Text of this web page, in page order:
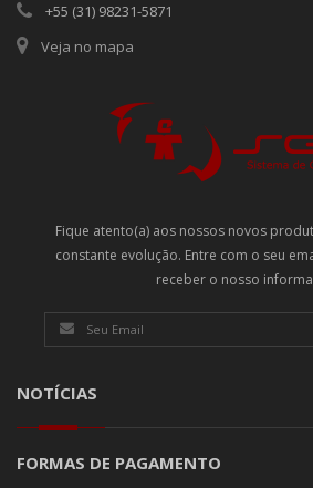
+55 (31) 98231-5871
Veja no mapa
Fique atento(a) aos nossos novos
constante evolução. Entre com o seu
receber o nosso
NOTÍCIAS
FORMAS DE PAGAMENTO